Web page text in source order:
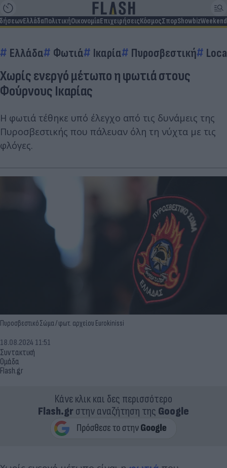
ΕλλάδαΠολιτικήΟικονομίαΕπιχειρήσειςΚόσμοςΣπορShowbizWeekend
Ελλάδα Φωτιά Ικαρία Πυροσβεστική
Χωρίς ενεργό μέτωπο η φωτιά στους
Φούρνους Ικαρίας
Η φωτιά τέθηκε υπό έλεγχο από τις δυνάμεις της
Πυροσβεστικής που πάλευαν όλη τη νύχτα με τις
φλόγες.
Πυροσβεστικό Σώμα / φωτ. αρχείου Eurokinissi
Συντακτική
Ομάδα
Flash.gr
18.08.2024 11:51
Κάνε κλικ και δες περισσότερο
Flash.grστην αναζήτηση της Google